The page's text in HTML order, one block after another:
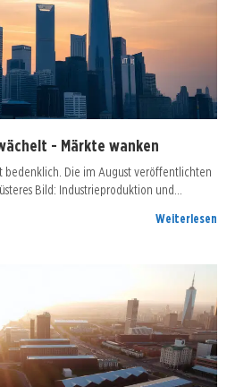
- Märkte wanken
bedenklich. Die im August veröffentlichten
Bild: Industrieproduktion und…
Weiterlesen